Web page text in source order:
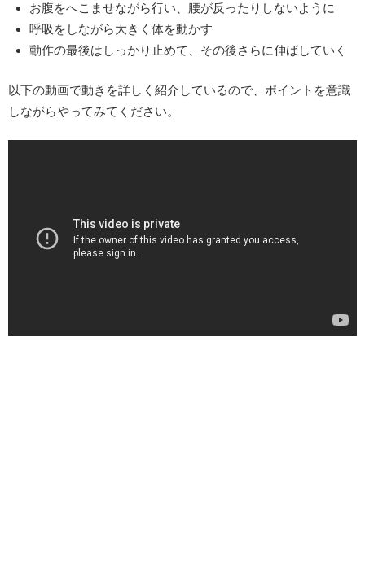
お腹をへこませながら行い、腰が反ったりしないように
呼吸をしながら大きく体を動かす
動作の最後はしっかり止めて、その後さらに伸ばしていく
以下の動画で動きを詳しく紹介しているので、ポイントを意識
しながらやってみてください。